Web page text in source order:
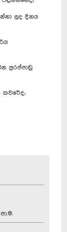
ලද දිනය
පුරප්පාඩු
කවරේද;